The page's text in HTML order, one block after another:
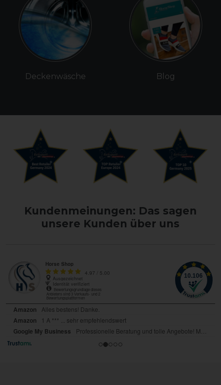
Deckenwäsche Blog
Kundenmeinungen: Das sagen
unsere Kunden über uns